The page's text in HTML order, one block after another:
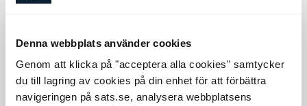
Denna webbplats använder cookies
Genom att klicka på "acceptera alla cookies" samtycker
du till lagring av cookies på din enhet för att förbättra
navigeringen på sats.se, analysera webbplatsens
Styrka